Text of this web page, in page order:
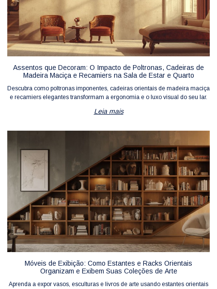
Assentos que Decoram: O Impacto de Poltronas, Cadeiras de
Madeira Maciça e Recamiers na Sala de Estar e Quarto
Descubra como poltronas imponentes, cadeiras orientais de madeira maciça
e recamiers elegantes transformam a ergonomia e o luxo visual do seu lar.
Leia mais
Móveis de Exibição: Como Estantes e Racks Orientais
Organizam e Exibem Suas Coleções de Arte
Aprenda a expor vasos, esculturas e livros de arte usando estantes orientais